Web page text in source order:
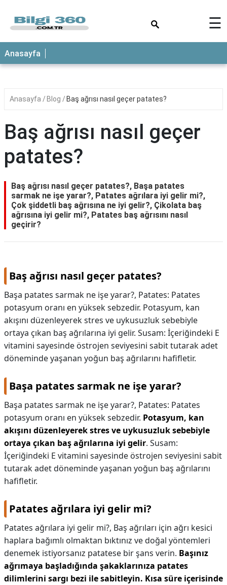
ANASAYFA
☰
Anasayfa
Anasayfa Blog Baş ağrısı nasıl geçer patates?
Baş ağrısı nasıl geçer
patates?
Baş ağrısı nasıl geçer patates?, Başa patates
sarmak ne işe yarar?, Patates ağrılara iyi gelir mi?,
Çok şiddetli baş ağrısına ne iyi gelir?, Çikolata baş
ağrısına iyi gelir mi?, Patates baş ağrısını nasıl
geçirir?
Baş ağrısı nasıl geçer patates?
Başa patates sarmak ne işe yarar?, Patates: Patates
potasyum oranı en yüksek sebzedir. Potasyum, kan
akışını düzenleyerek stres ve uykusuzluk sebebiyle
ortaya çıkan baş ağrılarına iyi gelir. Susam: İçeriğindeki E
vitamini sayesinde östrojen seviyesini sabit tutarak adet
döneminde yaşanan yoğun baş ağrılarını hafifletir.
Başa patates sarmak ne işe yarar?
Başa patates sarmak ne işe yarar?, Patates: Patates
potasyum oranı en yüksek sebzedir. Potasyum, kan
akışını düzenleyerek stres ve uykusuzluk sebebiyle
ortaya çıkan baş ağrılarına iyi gelir. Susam:
İçeriğindeki E vitamini sayesinde östrojen seviyesini sabit
tutarak adet döneminde yaşanan yoğun baş ağrılarını
hafifletir.
Patates ağrılara iyi gelir mi?
Patates ağrılara iyi gelir mi?, Baş ağrıları için ağrı kesici
haplara bağımlı olmaktan bıktınız ve doğal yöntemleri
denemek istiyorsanız patatese bir şans verin. Başınız
ağrımaya başladığında şakaklarınıza patates
dilimlerini sargı bezi ile sabitleyin. Kısa süre içerisinde